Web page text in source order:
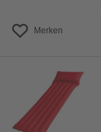
Merken